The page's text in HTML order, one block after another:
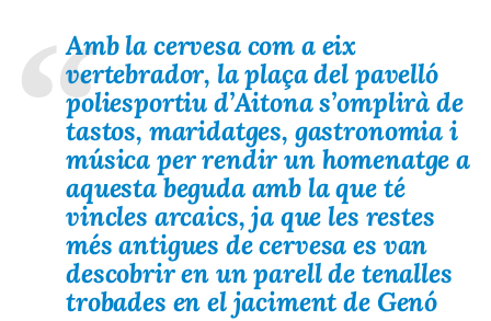
Amb la cervesa com a eix
vertebrador, la plaça del pavelló
poliesportiu d’Aitona s’omplirà de
tastos, maridatges, gastronomia i
música per rendir unhomenatge a
aquesta begudaamb la que té
vincles arcaics, ja que les restes
més antigues de cervesa es van
descobrir en un parell de tenalles
trobades en eljaciment de Genó